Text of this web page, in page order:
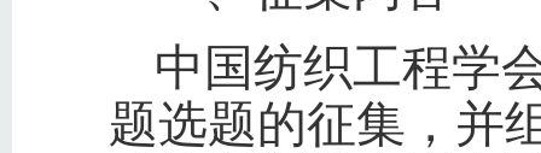
中国纺织工程学
题选题的征集，并